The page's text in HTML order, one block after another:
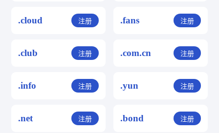
.cloud 注册 .fans 注册
.club 注册 .com.cn 注册
.info 注册 .yun 注册
.net 注册 .bond 注册